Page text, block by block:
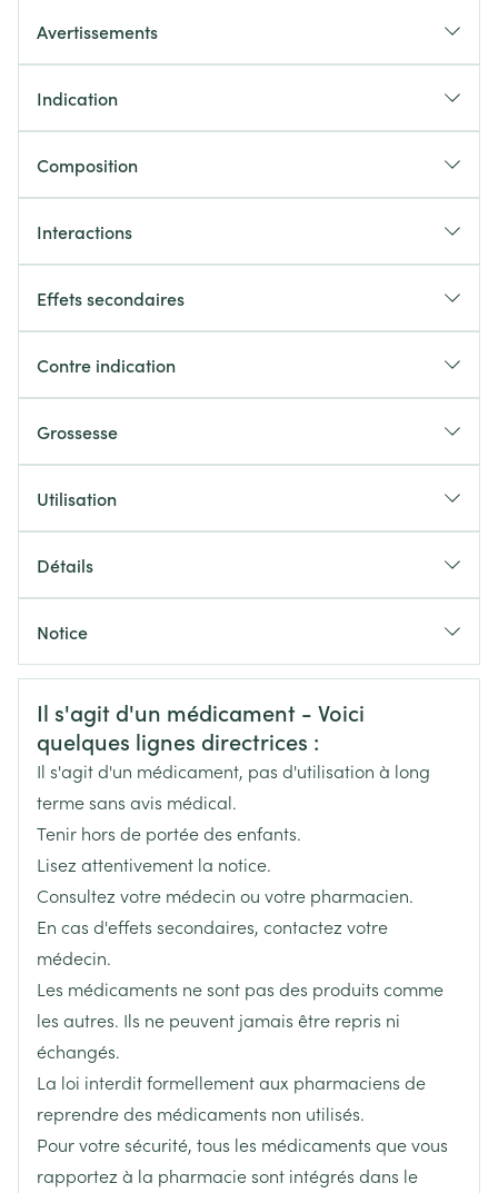
Avertissements
Indication
Soulagement des symptômes nasaux et oculaires de
la rhinite allergique saisonnière et non saisonnière
idiopathique chronique
Composition
Interactions
Effets secondaires
Contre indication
Grossesse
Utilisation
Les comprimés doivent être avalés avec une boisson
Détails
Fabricants Sandoz
Marques Sandoz
Largeur 48 mm
Longueur 104 mm
Profondeur 45 mm
Paquet
100
Ingrédients
Actifs
Préservation
Température ambiante (15°C -
25°C)
Notice
Français
Allemand Néerlandais
Informations sur la sécurité
Il s'agit d'un médicament - Voici
quelques lignes directrices :
Il s'agit d'un médicament, pas d'utilisation à long
terme sans avis médical.
Tenir hors de portée des enfants.
Lisez attentivement la notice.
Consultez votre médecin ou votre pharmacien.
En cas d'effets secondaires, contactez votre
médecin.
Les médicaments ne sont pas des produits comme
les autres. Ils ne peuvent jamais être repris ni
échangés.
La loi interdit formellement aux pharmaciens de
reprendre des médicaments non utilisés.
Pour votre sécurité, tous les médicaments que vous
rapportez à la pharmacie sont intégrés dans le